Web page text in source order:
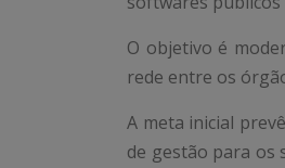
O objetivo é
rede entre os
A meta inicial
de gestão para os